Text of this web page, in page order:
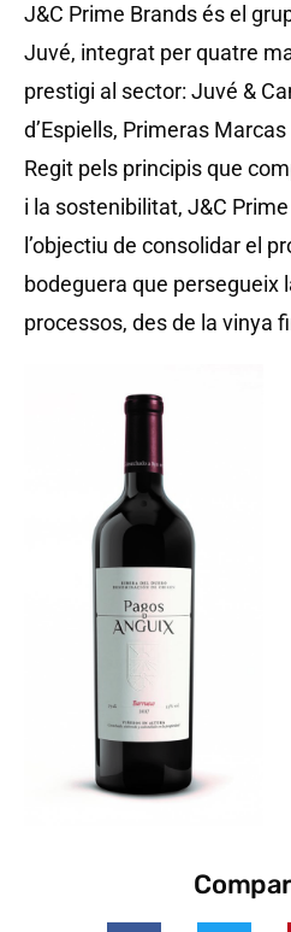
J&C Prime Brands és el
Juvé, integrat per quatre
prestigi al sector: Juvé &
d’Espiells, Primeras
Regit pels principis que
i la sostenibilitat, J&C
l’objectiu de consolidar el
bodeguera que persegueix
processos, des de la vinya